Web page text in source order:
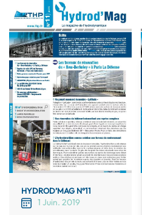
HYDROD’MAG N°11
1 Juin. 2019